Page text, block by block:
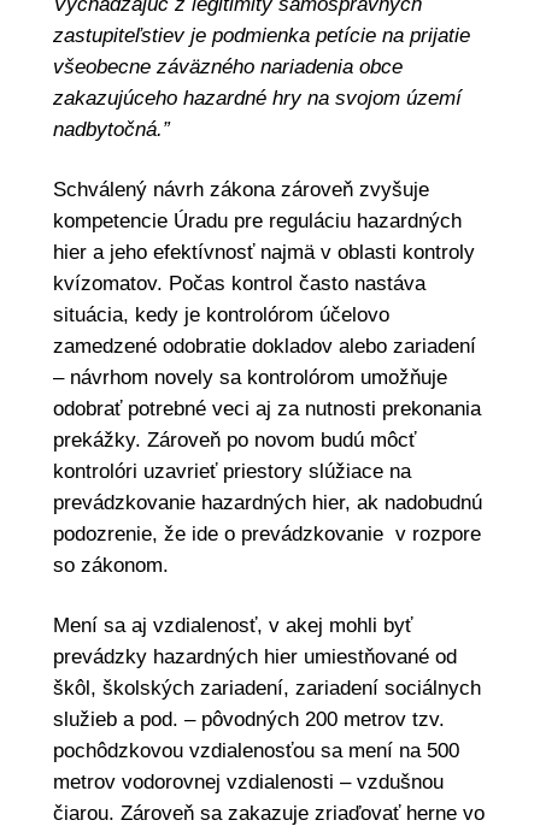
zastupiteľstiev je podmienka petície na prijatie
všeobecne záväzného nariadenia obce
zakazujúceho hazardné hry na svojom území
nadbytočná.”
Schválený návrh zákona zároveň zvyšuje
kompetencie Úradu pre reguláciu hazardných
hier a jeho efektívnosť najmä v oblasti kontroly
kvízomatov. Počas kontrol často nastáva
situácia, kedy je kontrolórom účelovo
zamedzené odobratie dokladov alebo zariadení
– návrhom novely sa kontrolórom umožňuje
odobrať potrebné veci aj za nutnosti prekonania
prekážky. Zároveň po novom budú môcť
kontrolóri uzavrieť priestory slúžiace na
prevádzkovanie hazardných hier, ak nadobudnú
podozrenie, že ide o prevádzkovanie v rozpore
so zákonom.
Mení sa aj vzdialenosť, v akej mohli byť
prevádzky hazardných hier umiestňované od
škôl, školských zariadení, zariadení sociálnych
služieb a pod. – pôvodných 200 metrov tzv.
pochôdzkovou vzdialenosťou sa mení na 500
metrov vodorovnej vzdialenosti – vzdušnou
čiarou. Zároveň sa zakazuje zriaďovať herne vo